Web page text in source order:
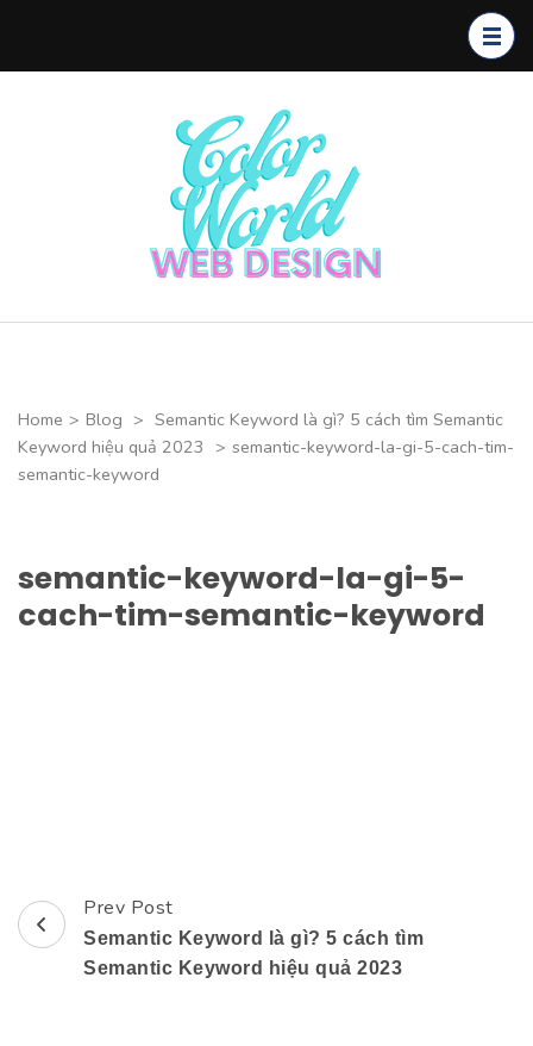
CẤP
Home > Blog > Semantic Keyword là gì? 5 cách tìm Semantic
Keyword hiệu quả 2023 > semantic-keyword-la-gi-5-cach-tim-
semantic-keyword
semantic-keyword-la-gi-5-
cach-tim-semantic-keyword
Post
Navigation
Prev Post
Semantic Keyword là gì? 5 cách tìm
Semantic Keyword hiệu quả 2023